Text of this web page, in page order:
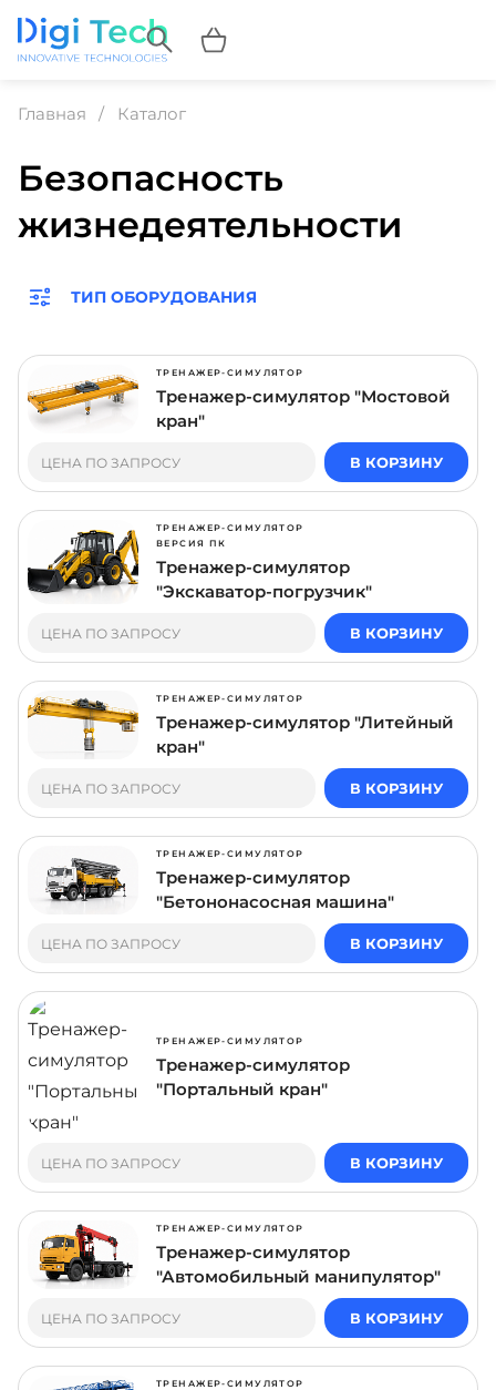
Главная Каталог
Безопасность
жизнедеятельности
ТИП ОБОРУДОВАНИЯ
ТРЕНАЖЕР-СИМУЛЯТОР
Тренажер-симулятор "Мостовой
кран"
ЦЕНА ПО ЗАПРОСУ В КОРЗИНУ
ТРЕНАЖЕР-СИМУЛЯТОР
ВЕРСИЯ ПК
Тренажер-симулятор
"Экскаватор-погрузчик"
ЦЕНА ПО ЗАПРОСУ В КОРЗИНУ
ТРЕНАЖЕР-СИМУЛЯТОР
Тренажер-симулятор "Литейный
кран"
ЦЕНА ПО ЗАПРОСУ В КОРЗИНУ
ТРЕНАЖЕР-СИМУЛЯТОР
Тренажер-симулятор
"Бетононасосная машина"
ЦЕНА ПО ЗАПРОСУ В КОРЗИНУ
ТРЕНАЖЕР-СИМУЛЯТОР
Тренажер-симулятор
"Портальный кран"
ЦЕНА ПО ЗАПРОСУ В КОРЗИНУ
ТРЕНАЖЕР-СИМУЛЯТОР
Тренажер-симулятор
"Автомобильный манипулятор"
ЦЕНА ПО ЗАПРОСУ В КОРЗИНУ
ТРЕНАЖЕР-СИМУЛЯТОР